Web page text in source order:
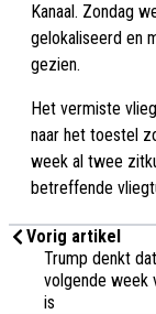
Kanaal. Zondag
gelokaliseerd en
gezien.
Het vermiste
naar het toestel
week al twee
betreffende
Vorig artikel
Trump denkt
volgende week
is